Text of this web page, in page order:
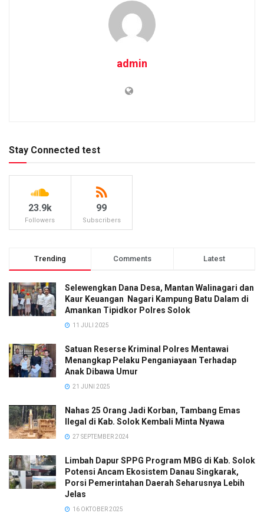
admin
Stay Connected test
23.9k
Followers
99
Subscribers
Trending Comments Latest
Selewengkan Dana Desa, Mantan Walinagari dan
Kaur Keuangan Nagari Kampung Batu Dalam di
Amankan Tipidkor Polres Solok
11 JULI 2025
Satuan Reserse Kriminal Polres Mentawai
Menangkap Pelaku Penganiayaan Terhadap
Anak Dibawa Umur
21 JUNI 2025
Nahas 25 Orang Jadi Korban, Tambang Emas
Ilegal di Kab. Solok Kembali Minta Nyawa
27 SEPTEMBER 2024
Limbah Dapur SPPG Program MBG di Kab. Solok
Potensi Ancam Ekosistem Danau Singkarak,
Porsi Pemerintahan Daerah Seharusnya Lebih
Jelas
16 OKTOBER 2025